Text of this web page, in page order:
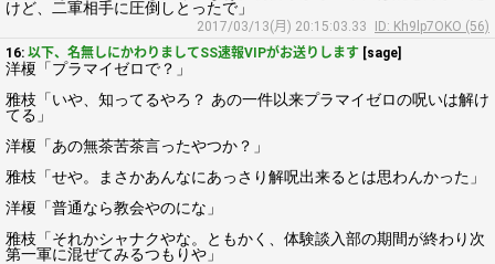
けど、二軍相手に圧倒しとったで」
2017/03/13(月) 20:15:03.33
ID: Kh9lp7OKO (56)
16: 以下、名無しにかわりましてSS速報VIPがお送りします [sage]
洋榎「プラマイゼロで？」
雅枝「いや、知ってるやろ？ あの一件以来プラマイゼロの呪いは解け
てる」
洋榎「あの無茶苦茶言ったやつか？」
雅枝「せや。まさかあんなにあっさり解呪出来るとは思わんかった」
洋榎「普通なら教会やのにな」
雅枝「それかシャナクやな。ともかく、体験談入部の期間が終わり次
第一軍に混ぜてみるつもりや」